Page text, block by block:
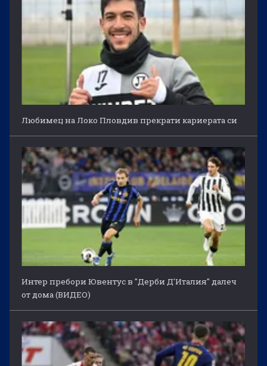
Любимец на Локо Пловдив прекрати кариерата си
Интер пребори Ювентус в "Дерби Д'Италия" далеч
от дома (ВИДЕО)